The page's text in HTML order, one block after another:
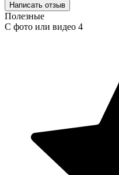
Написать отзыв
Полезные
С фото или видео 4